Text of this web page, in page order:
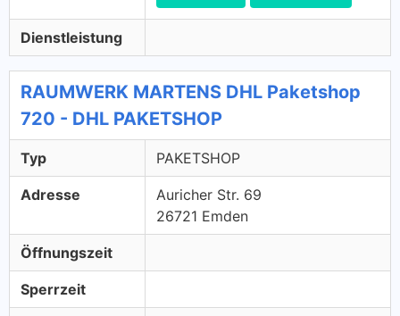
Dienstleistung
RAUMWERK MARTENS DHL Paketshop
720 - DHL PAKETSHOP
Typ PAKETSHOP
Adresse
Auricher Str. 69
26721 Emden
Öffnungszeit
Sperrzeit